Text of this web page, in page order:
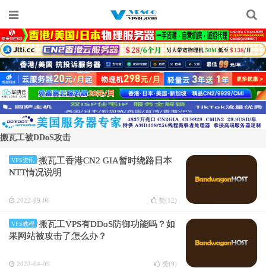
搬瓦工被DDoS攻击
VPS资讯
搬瓦工香港CN2 GIA暂时绕路日本
NTT情况说明
2022-09-06 赞(12)
VPS教程
搬瓦工VPS有DDoS防御功能吗？如
果网站被攻击了怎么办？
2022-04-09 赞(9)